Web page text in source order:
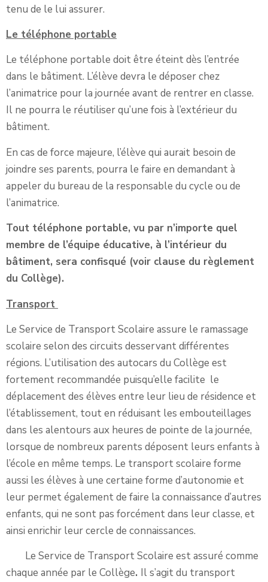
tenu de le lui assurer.
Le téléphone portable
Le téléphone portable doit être éteint dès l’entrée
dans le bâtiment. L’élève devra le déposer chez
l’animatrice pour la journée avant de rentrer en classe.
Il ne pourra le réutiliser qu’une fois à l’extérieur du
bâtiment.
En cas de force majeure, l’élève qui aurait besoin de
joindre ses parents, pourra le faire en demandant à
appeler du bureau de la responsable du cycle ou de
l’animatrice.
Tout téléphone portable, vu par n’importe quel
membre de l’équipe éducative, à l’intérieur du
bâtiment, sera confisqué (voir clause du règlement
du Collège).
Transport
Le Service de Transport Scolaire assure le ramassage
scolaire selon des circuits desservant différentes
régions. L’utilisation des autocars du Collège est
fortement recommandée puisqu’elle facilite le
déplacement des élèves entre leur lieu de résidence et
l’établissement, tout en réduisant les embouteillages
dans les alentours aux heures de pointe de la journée,
lorsque de nombreux parents déposent leurs enfants à
l’école en même temps. Le transport scolaire forme
aussi les élèves à une certaine forme d’autonomie et
leur permet également de faire la connaissance d’autres
enfants, qui ne sont pas forcément dans leur classe, et
ainsi enrichir leur cercle de connaissances.
Le Service de Transport Scolaire est assuré comme
chaque année par le Collège. Il s’agit du transport